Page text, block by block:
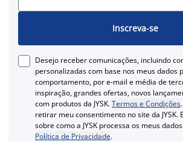
Inscreva-se
Desejo receber comunicações, incluindo
personalizadas com base nos meus dados
comportamento, por e-mail e média de
inspiração, grandes ofertas, novos
com produtos da JYSK.Termos e Condições
retirar meu consentimento no site da JYSK.
sobre como a JYSK processa os meus
Política de Privacidade.